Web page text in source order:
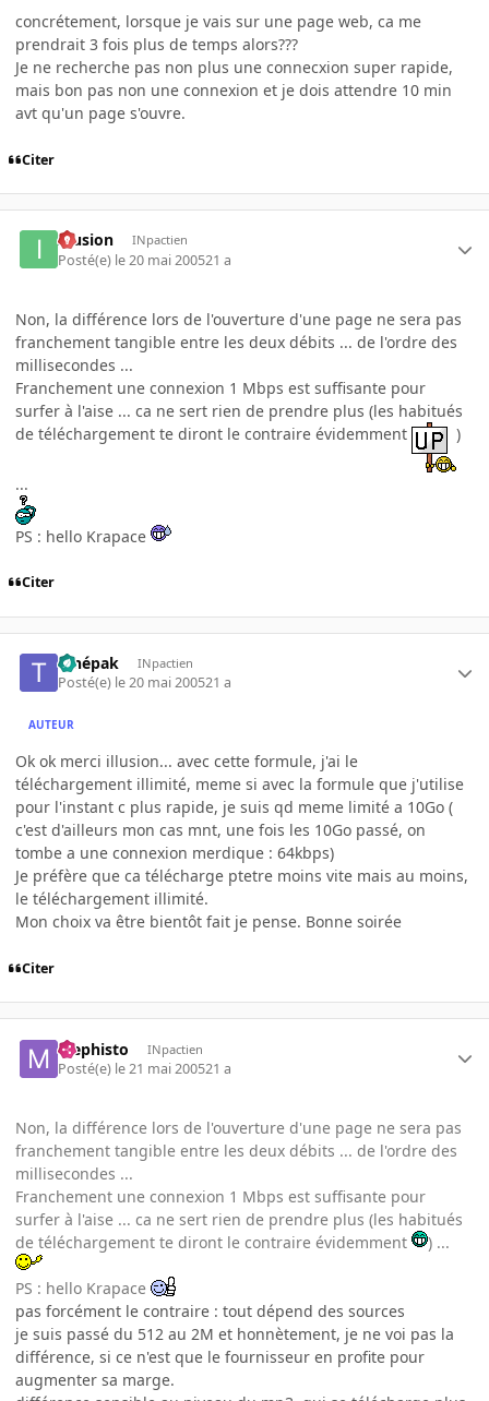
concrétement, lorsque je vais sur une page web, ca me
prendrait 3 fois plus de temps alors???
Je ne recherche pas non plus une connecxion super rapide,
mais bon pas non une connexion et je dois attendre 10 min
avt qu'un page s'ouvre.
Citer
Illusion INpactien
Posté(e) le 20 mai 200521 a
Non, la différence lors de l'ouverture d'une page ne sera pas
franchement tangible entre les deux débits ... de l'ordre des
millisecondes ...
Franchement une connexion 1 Mbps est suffisante pour
surfer à l'aise ... ca ne sert rien de prendre plus (les habitués
de téléchargement te diront le contraire évidemment
)
...
PS : hello Krapace
Citer
tchépak INpactien
Posté(e) le 20 mai 200521 a
AUTEUR
Ok ok merci illusion... avec cette formule, j'ai le
téléchargement illimité, meme si avec la formule que j'utilise
pour l'instant c plus rapide, je suis qd meme limité a 10Go (
c'est d'ailleurs mon cas mnt, une fois les 10Go passé, on
tombe a une connexion merdique : 64kbps)
Je préfère que ca télécharge ptetre moins vite mais au moins,
le téléchargement illimité.
Mon choix va être bientôt fait je pense. Bonne soirée
Citer
Mephisto INpactien
Posté(e) le 21 mai 200521 a
Non, la différence lors de l'ouverture d'une page ne sera pas
franchement tangible entre les deux débits ... de l'ordre des
millisecondes ...
Franchement une connexion 1 Mbps est suffisante pour
surfer à l'aise ... ca ne sert rien de prendre plus (les habitués
de téléchargement te diront le contraire évidemment
) ...
PS : hello Krapace
pas forcément le contraire : tout dépend des sources
je suis passé du 512 au 2M et honnètement, je ne voi pas la
différence, si ce n'est que le fournisseur en profite pour
augmenter sa marge.